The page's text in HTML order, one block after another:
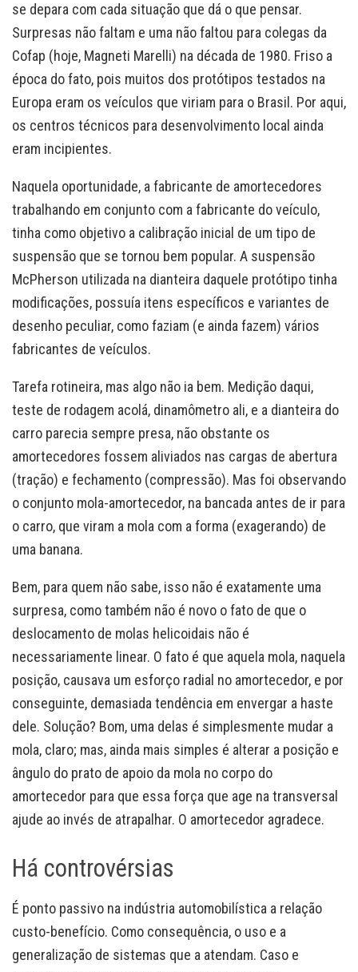
se depara com cada situação que dá o que pensar.
Surpresas não faltam e uma não faltou para colegas da
Cofap (hoje, Magneti Marelli) na década de 1980. Friso a
época do fato, pois muitos dos protótipos testados na
Europa eram os veículos que viriam para o Brasil. Por aqui,
os centros técnicos para desenvolvimento local ainda
eram incipientes.
Naquela oportunidade, a fabricante de amortecedores
trabalhando em conjunto com a fabricante do veículo,
tinha como objetivo a calibração inicial de um tipo de
suspensão que se tornou bem popular. A suspensão
McPherson utilizada na dianteira daquele protótipo tinha
modificações, possuía itens específicos e variantes de
desenho peculiar, como faziam (e ainda fazem) vários
fabricantes de veículos.
Tarefa rotineira, mas algo não ia bem. Medição daqui,
teste de rodagem acolá, dinamômetro ali, e a dianteira do
carro parecia sempre presa, não obstante os
amortecedores fossem aliviados nas cargas de abertura
(tração) e fechamento (compressão). Mas foi observando
o conjunto mola-amortecedor, na bancada antes de ir para
o carro, que viram a mola com a forma (exagerando) de
uma banana.
Bem, para quem não sabe, isso não é exatamente uma
surpresa, como também não é novo o fato de que o
deslocamento de molas helicoidais não é
necessariamente linear. O fato é que aquela mola, naquela
posição, causava um esforço radial no amortecedor, e por
conseguinte, demasiada tendência em envergar a haste
dele. Solução? Bom, uma delas é simplesmente mudar a
mola, claro; mas, ainda mais simples é alterar a posição e
ângulo do prato de apoio da mola no corpo do
amortecedor para que essa força que age na transversal
ajude ao invés de atrapalhar. O amortecedor agradece.
Há controvérsias
É ponto passivo na indústria automobilística a relação
custo-benefício. Como consequência, o uso e a
generalização de sistemas que a atendam. Caso e